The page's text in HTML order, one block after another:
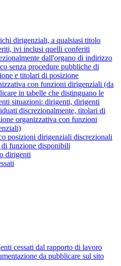
dirigenziali, a qualsiasi titolo
ivi inclusi quelli conferiti
dall'organo di indirizzo
senza procedure pubbliche di
e titolari di posizione
con funzioni dirigenziali (da
in tabelle che distinguano le
situazioni: dirigenti, dirigenti
discrezionalmente, titolari di
organizzativa con funzioni
posizioni dirigenziali discrezionali
di funzione disponibili
dirigenti
cessati dal rapporto di lavoro
da pubblicare sul sito